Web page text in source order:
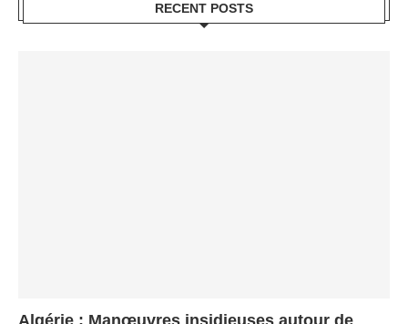
RECENT POSTS
Algérie : Manœuvres insidieuses autour de